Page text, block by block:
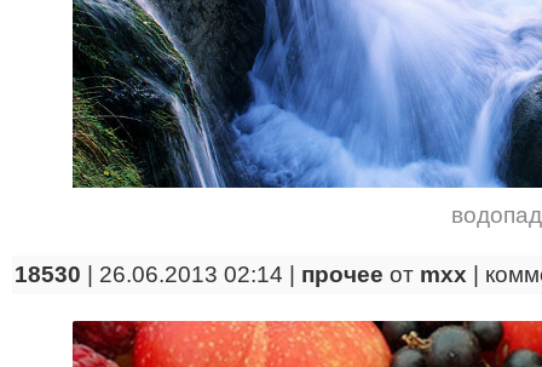
водопад
18530 | 26.06.2013 02:14 | прочее от mxx